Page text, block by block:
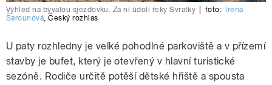
Výhled na bývalou sjezdovku. Za ní údolí řeky Svratky foto:
Irena
Šarounová,Český rozhlas
U paty rozhledny je velké pohodlné parkoviště a v přízemí
stavby je bufet, který je otevřený v hlavní turistické
sezóně. Rodiče určitě potěší dětské hřiště a spousta